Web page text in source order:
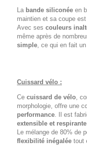
La bande siliconée en
maintien et sa coupe
Avec ses couleurs
même après de
simple, ce qui en fait
Cuissard vélo :
Ce cuissard de vélo,
morphologie, offre une
performance. Il est
extensible et respirante
Le mélange de 80% de
flexibilité inégalée tout